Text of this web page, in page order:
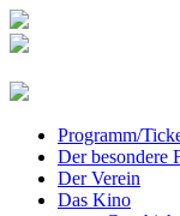
Programm/
Der besondere
Der Verein
Das Kino